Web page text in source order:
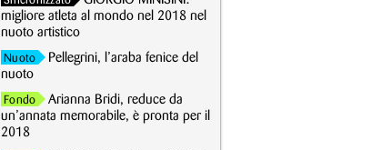
migliore atleta al mondo nel 2018 nel
nuoto artistico
Nuoto
Pellegrini, l’araba fenice del
nuoto
Fondo
Arianna Bridi, reduce da
un’annata memorabile, è pronta per il
2018